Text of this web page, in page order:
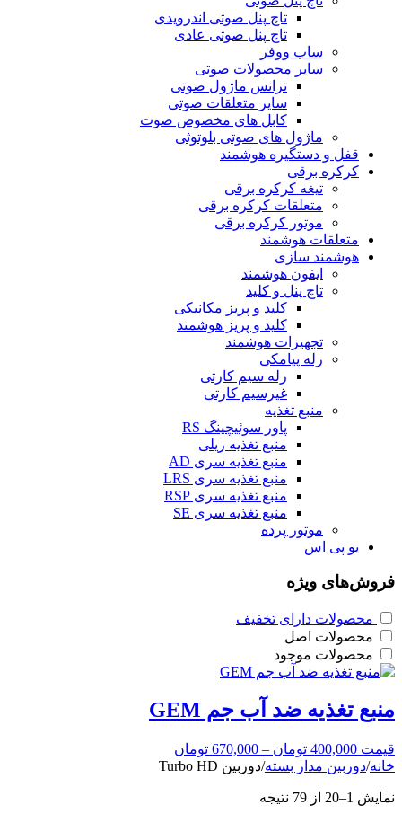
تاچ پنل صوتی اندرویدی
تاچ پنل صوتی عادی
ساب ووفر
سایر محصولات صوتی
ترانس ماژول صوتی
سایر متعلقات صوتی
کابل های مخصوص صوت
ماژول های صوتی بلوتوثی
قفل و دستگیره هوشمند
کرکره برقی
تیغه کرکره برقی
متعلقات کرکره برقی
موتور کرکره برقی
متعلقات هوشمند
هوشمند سازی
ایفون هوشمند
تاچ پنل و کلید
کلید و پریز مکانیکی
کلید و پریز هوشمند
تجهیزات هوشمند
رله پیامکی
رله سیم کارتی
غیرسیم کارتی
منبع تغذیه
پاور سوئیچینگ RS
منبع تغذیه ریلی
منبع تغذیه سری AD
منبع تغذیه سری LRS
منبع تغذیه سری RSP
منبع تغذیه سری SE
موتور پرده
یو پی اس
فروش‌های ویژه
محصولات دارای تخفیف
محصولات اصل
محصولات موجود
منبع تغذیه ضد آب جم GEM
قیمت 400,000 تومان –
670,000 تومان
خانه/دوربین مدار بسته/دوربین Turbo HD
نمایش 1–20 از 79 نتیجه